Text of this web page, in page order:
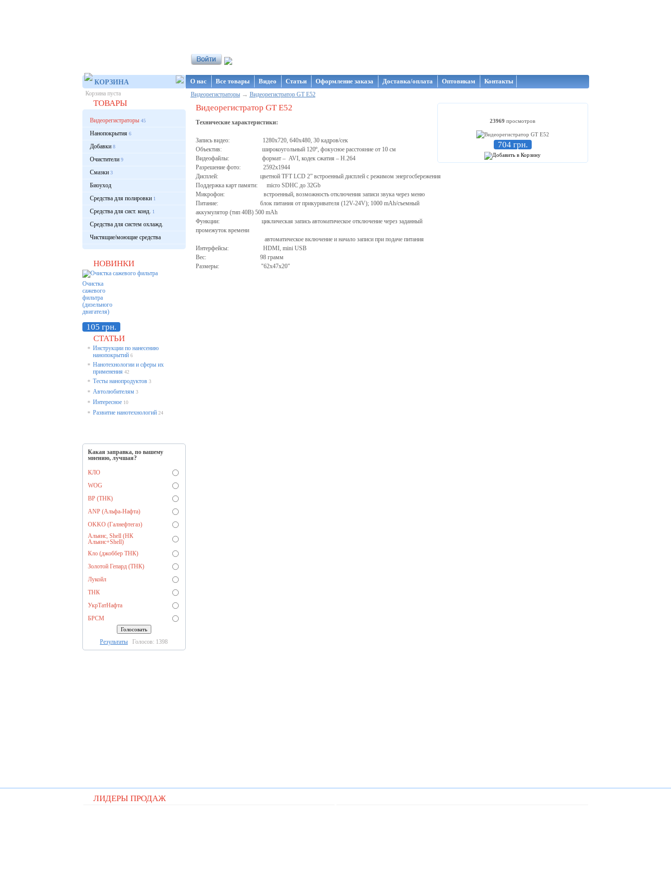
КОРЗИНА
Корзина пуста
ТОВАРЫ
Видеорегистраторы45
Нанопокрытия6
Добавки8
Очистители9
Смазки3
Биоуход
Средства для полировки1
Средства для сист. конд. 1
Средства для систем охлажд.
Чистящие/моющие средства
НОВИНКИ
Очистка
сажевого
фильтра
(дизельного
двигателя)
105 грн.
СТАТЬИ
* Инструкции по нанесению
нанопокрытий 6
* Нанотехнологии и сферы их
применения 42
* Тесты нанопродуктов 3
* Автолюбителям 3
* Интересное 10
* Развитие нанотехнологий 24
Какая заправка, по вашему
мнению, лучшая?
КЛО
WOG
BP (ТНК)
ANP (Альфа-Нафта)
OKKO (Галнефтегаз)
Альянс, Shell (НК
Альянс+Shell)
Кло (джоббер ТНК)
Золотой Гепард (ТНК)
Лукойл
ТНК
УкрТатНафта
БРСМ
Результаты Голосов: 1398
О нас Все товары Видео Статьи Оформление заказа Доставка/оплата Оптовикам Контакты
Видеорегистраторы→ Видеорегистратор GT E52
23969 просмотров
704 грн.
Видеорегистратор GT E52
Технические характеристики:
Запись видео: 1280х720, 640х480, 30 кадров/сек
Объектив: широкоугольный 120º, фокусное расстояние от 10 см
Видеофайлы: формат – AVI, кодек сжатия – H.264
Разрешение фото: 2592x1944
Дисплей: цветной TFT LCD 2” встроенный дисплей с режимом энергосбережения
Поддержка карт памяти: micro SDHC до 32Gb
Микрофон: встроенный, возможность отключения записи звука через меню
Питание: блок питания от прикуривателя (12V-24V); 1000 mAh/съемный
аккумулятор (тип 40B) 500 mAh
Функции: циклическая запись автоматическое отключение через заданный
промежуток времени
автоматическое включение и начало записи при подаче питания
Интерфейсы: HDMI, mini USB
Вес: 98 грамм
Размеры: "62х47х20"
ЛИДЕРЫ ПРОДАЖ